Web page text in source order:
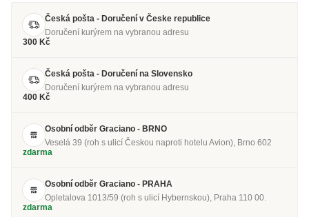
Česká pošta - Doručení v Česke republice
Doručení kurýrem na vybranou adresu
300 Kč
Česká pošta - Doručení na Slovensko
Doručení kurýrem na vybranou adresu
400 Kč
Osobní odběr Graciano - BRNO
Veselá 39 (roh s ulicí Českou naproti hotelu Avion), Brno 602
zdarma
Osobní odběr Graciano - PRAHA
Opletalova 1013/59 (roh s ulicí Hybernskou), Praha 110 00.
zdarma